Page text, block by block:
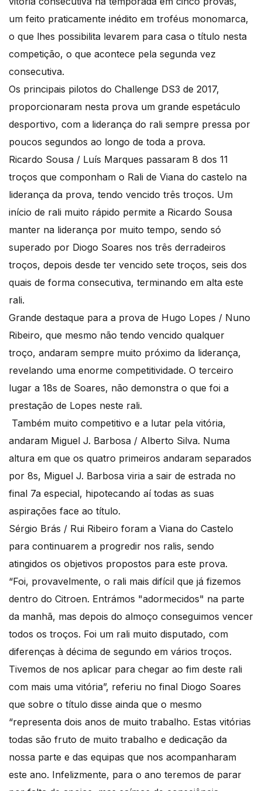
um feito praticamente inédito em troféus monomarca,
o que lhes possibilita levarem para casa o título nesta
competição, o que acontece pela segunda vez
consecutiva.
Os principais pilotos do Challenge DS3 de 2017,
proporcionaram nesta prova um grande espetáculo
desportivo, com a liderança do rali sempre pressa por
poucos segundos ao longo de toda a prova.
Ricardo Sousa / Luís Marques passaram 8 dos 11
troços que componham o Rali de Viana do castelo na
liderança da prova, tendo vencido três troços. Um
início de rali muito rápido permite a Ricardo Sousa
manter na liderança por muito tempo, sendo só
superado por Diogo Soares nos três derradeiros
troços, depois desde ter vencido sete troços, seis dos
quais de forma consecutiva, terminando em alta este
rali.
Grande destaque para a prova de Hugo Lopes / Nuno
Ribeiro, que mesmo não tendo vencido qualquer
troço, andaram sempre muito próximo da liderança,
revelando uma enorme competitividade. O terceiro
lugar a 18s de Soares, não demonstra o que foi a
prestação de Lopes neste rali.
Também muito competitivo e a lutar pela vitória,
andaram Miguel J. Barbosa / Alberto Silva. Numa
altura em que os quatro primeiros andaram separados
por 8s, Miguel J. Barbosa viria a sair de estrada no
final 7a especial, hipotecando aí todas as suas
aspirações face ao título.
Sérgio Brás / Rui Ribeiro foram a Viana do Castelo
para continuarem a progredir nos ralis, sendo
atingidos os objetivos propostos para este prova.
“Foi, provavelmente, o rali mais difícil que já fizemos
dentro do Citroen. Entrámos "adormecidos" na parte
da manhã, mas depois do almoço conseguimos vencer
todos os troços. Foi um rali muito disputado, com
diferenças à décima de segundo em vários troços.
Tivemos de nos aplicar para chegar ao fim deste rali
com mais uma vitória”, referiu no final Diogo Soares
que sobre o título disse ainda que o mesmo
“representa dois anos de muito trabalho. Estas vitórias
todas são fruto de muito trabalho e dedicação da
nossa parte e das equipas que nos acompanharam
este ano. Infelizmente, para o ano teremos de parar